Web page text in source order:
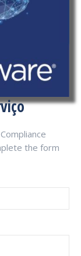
the form